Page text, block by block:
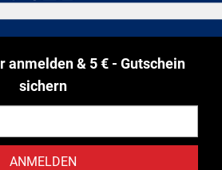
anmelden & 5 € - Gutschein
sichern
ANMELDEN